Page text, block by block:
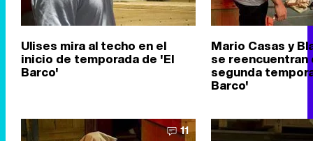
Ulises mira al techo en el
inicio de temporada de 'El
Barco'
Mario Casas y
se reencuentran
segunda
Barco'
11